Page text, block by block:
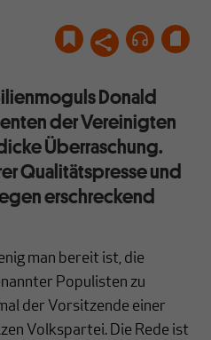
Donald
der Vereinigten
Überraschung.
Qualitätspresse und
erschreckend
man bereit ist, die
Populisten zu
der Vorsitzende einer
Volkspartei. Die Rede ist